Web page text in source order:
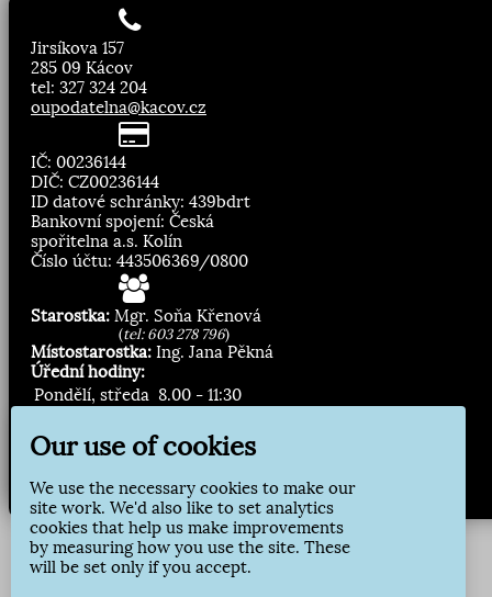
Jirsíkova 157
285 09 Kácov
tel: 327 324 204
oupodatelna@kacov.cz
IČ: 00236144
DIČ: CZ00236144
ID datové schránky: 439bdrt
Bankovní spojení: Česká
spořitelna a.s. Kolín
Číslo účtu: 443506369/0800
Starostka: Mgr. Soňa Křenová
(tel: 603 278 796)
Místostarostka: Ing. Jana Pěkná
Úřední hodiny:
Pondělí, středa 8.00 - 11:30
Přihlásit odběr
Our use of cookies
We use the necessary cookies to make our
site work. We'd also like to set analytics
cookies that help us make improvements
by measuring how you use the site. These
will be set only if you accept.